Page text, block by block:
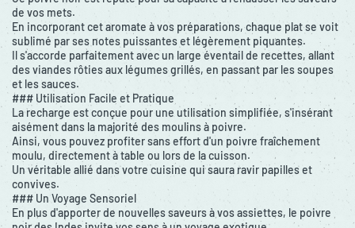
de vos mets.
En incorporant cet aromate à vos préparations, chaque plat se voit
sublimé par ses notes puissantes et légèrement piquantes.
Il s'accorde parfaitement avec un large éventail de recettes, allant
des viandes rôties aux légumes grillés, en passant par les soupes
et les sauces.
### Utilisation Facile et Pratique
La recharge est conçue pour une utilisation simplifiée, s'insérant
aisément dans la majorité des moulins à poivre.
Ainsi, vous pouvez profiter sans effort d'un poivre fraîchement
moulu, directement à table ou lors de la cuisson.
Un véritable allié dans votre cuisine qui saura ravir papilles et
convives.
### Un Voyage Sensoriel
En plus d'apporter de nouvelles saveurs à vos assiettes, le poivre